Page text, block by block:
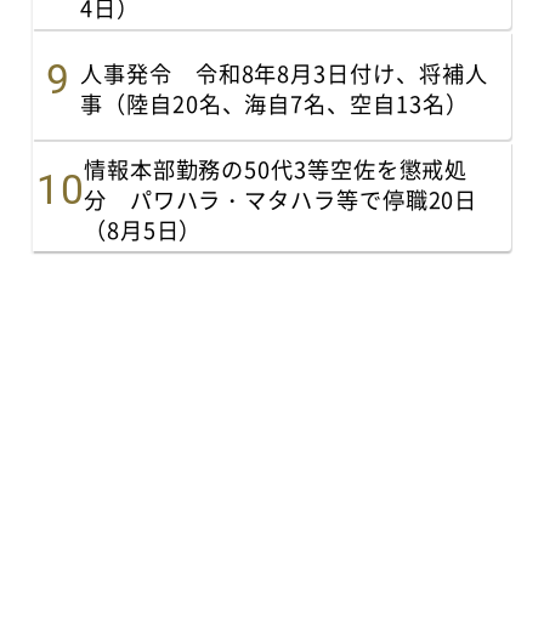
4日）
人事発令 令和8年8月3日付け、将補人
事（陸自20名、海自7名、空自13名）
情報本部勤務の50代3等空佐を懲戒処
分 パワハラ・マタハラ等で停職20日
（8月5日）